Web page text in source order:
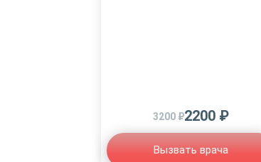
3200 ₽2200 ₽
Вызвать врача